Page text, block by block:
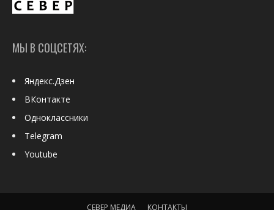
МЫ В СОЦСЕТЯХ:
Яндекс.Дзен
ВКонтакте
Одноклассники
Telegram
Youtube
СЕВЕР МЕДИА КОНТАКТЫ